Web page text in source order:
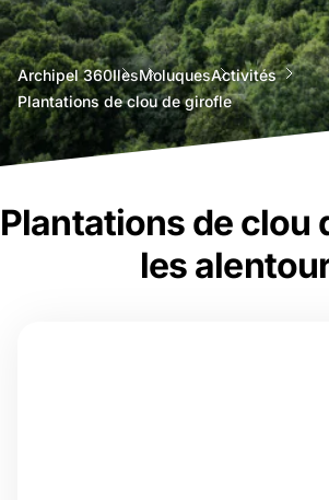
Archipel 360agence
voyage
bali
IlesMoluquesActivités
Plantations de clou de girofle
Plantations de clou
les